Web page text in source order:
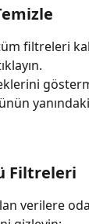
filtreleri
Filtreleri
verilere